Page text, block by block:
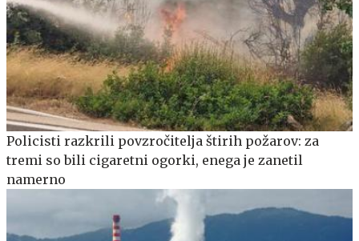
Policisti razkrili povzročitelja štirih požarov: za
tremi so bili cigaretni ogorki, enega je zanetil
namerno